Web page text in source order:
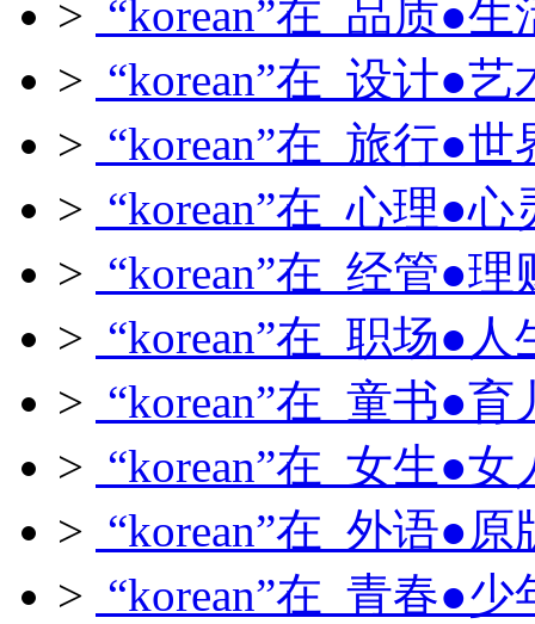
> “korean”在 品质●生
> “korean”在 设计●艺
> “korean”在 旅行●世
> “korean”在 心理●心
> “korean”在 经管●理
> “korean”在 职场●人
> “korean”在 童书●育
> “korean”在 女生●女
> “korean”在 外语●原
> “korean”在 青春●少